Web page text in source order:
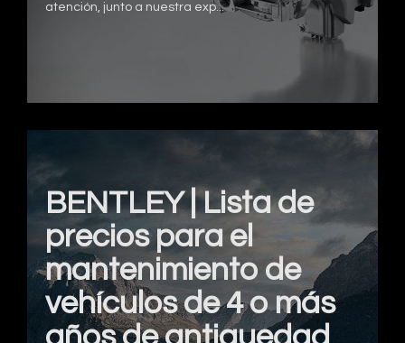
atención, junto a nuestra exp...
BENTLEY | Lista de
precios para el
mantenimiento de
vehículos de 4 o más
años de antiguedad